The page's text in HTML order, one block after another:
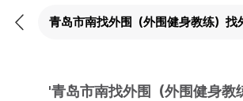
뒤
'青岛市南找外围（外围健身教